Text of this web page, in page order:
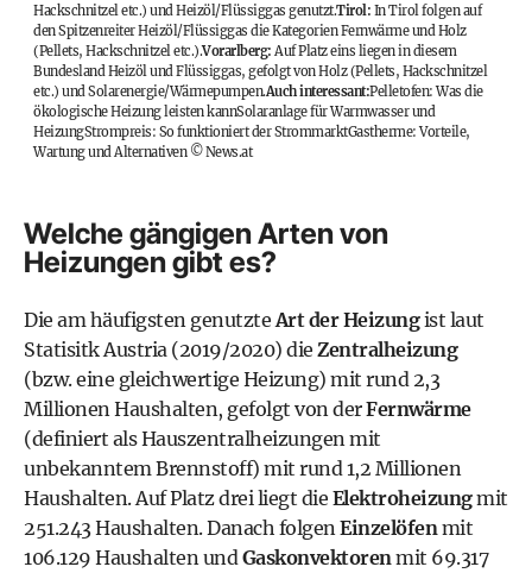
Hackschnitzel etc.) und Heizöl/Flüssiggas genutzt.Tirol: In Tirol folgen auf
den Spitzenreiter Heizöl/Flüssiggas die Kategorien Fernwärme und Holz
(Pellets, Hackschnitzel etc.).Vorarlberg: Auf Platz eins liegen in diesem
Bundesland Heizöl und Flüssiggas, gefolgt von Holz (Pellets, Hackschnitzel
etc.) und Solarenergie/Wärmepumpen.Auch interessant:Pelletofen: Was die
ökologische Heizung leisten kannSolaranlage für Warmwasser und
HeizungStrompreis: So funktioniert der StrommarktGastherme: Vorteile,
Wartung und Alternativen©News.at
Welche gängigen Arten von
Heizungen gibt es?
Die am häufigsten genutzte Art der Heizungist laut
Statisitk Austria (2019/2020) die Zentralheizung
(bzw. eine gleichwertige Heizung) mit rund 2,3
Millionen Haushalten, gefolgt von derFernwärme
(definiert als Hauszentralheizungen mit
unbekanntem Brennstoff) mit rund 1,2 Millionen
Haushalten. Auf Platz drei liegt die Elektroheizungmit
251.243 Haushalten. Danach folgen Einzelöfen mit
106.129 Haushalten und Gaskonvektoren mit 69.317